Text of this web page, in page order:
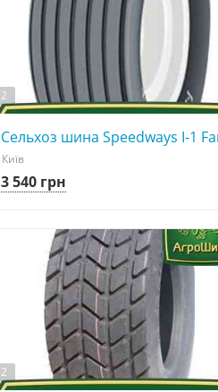
2
Сельхоз шина Speedways I-1
Київ
3 540 грн
2